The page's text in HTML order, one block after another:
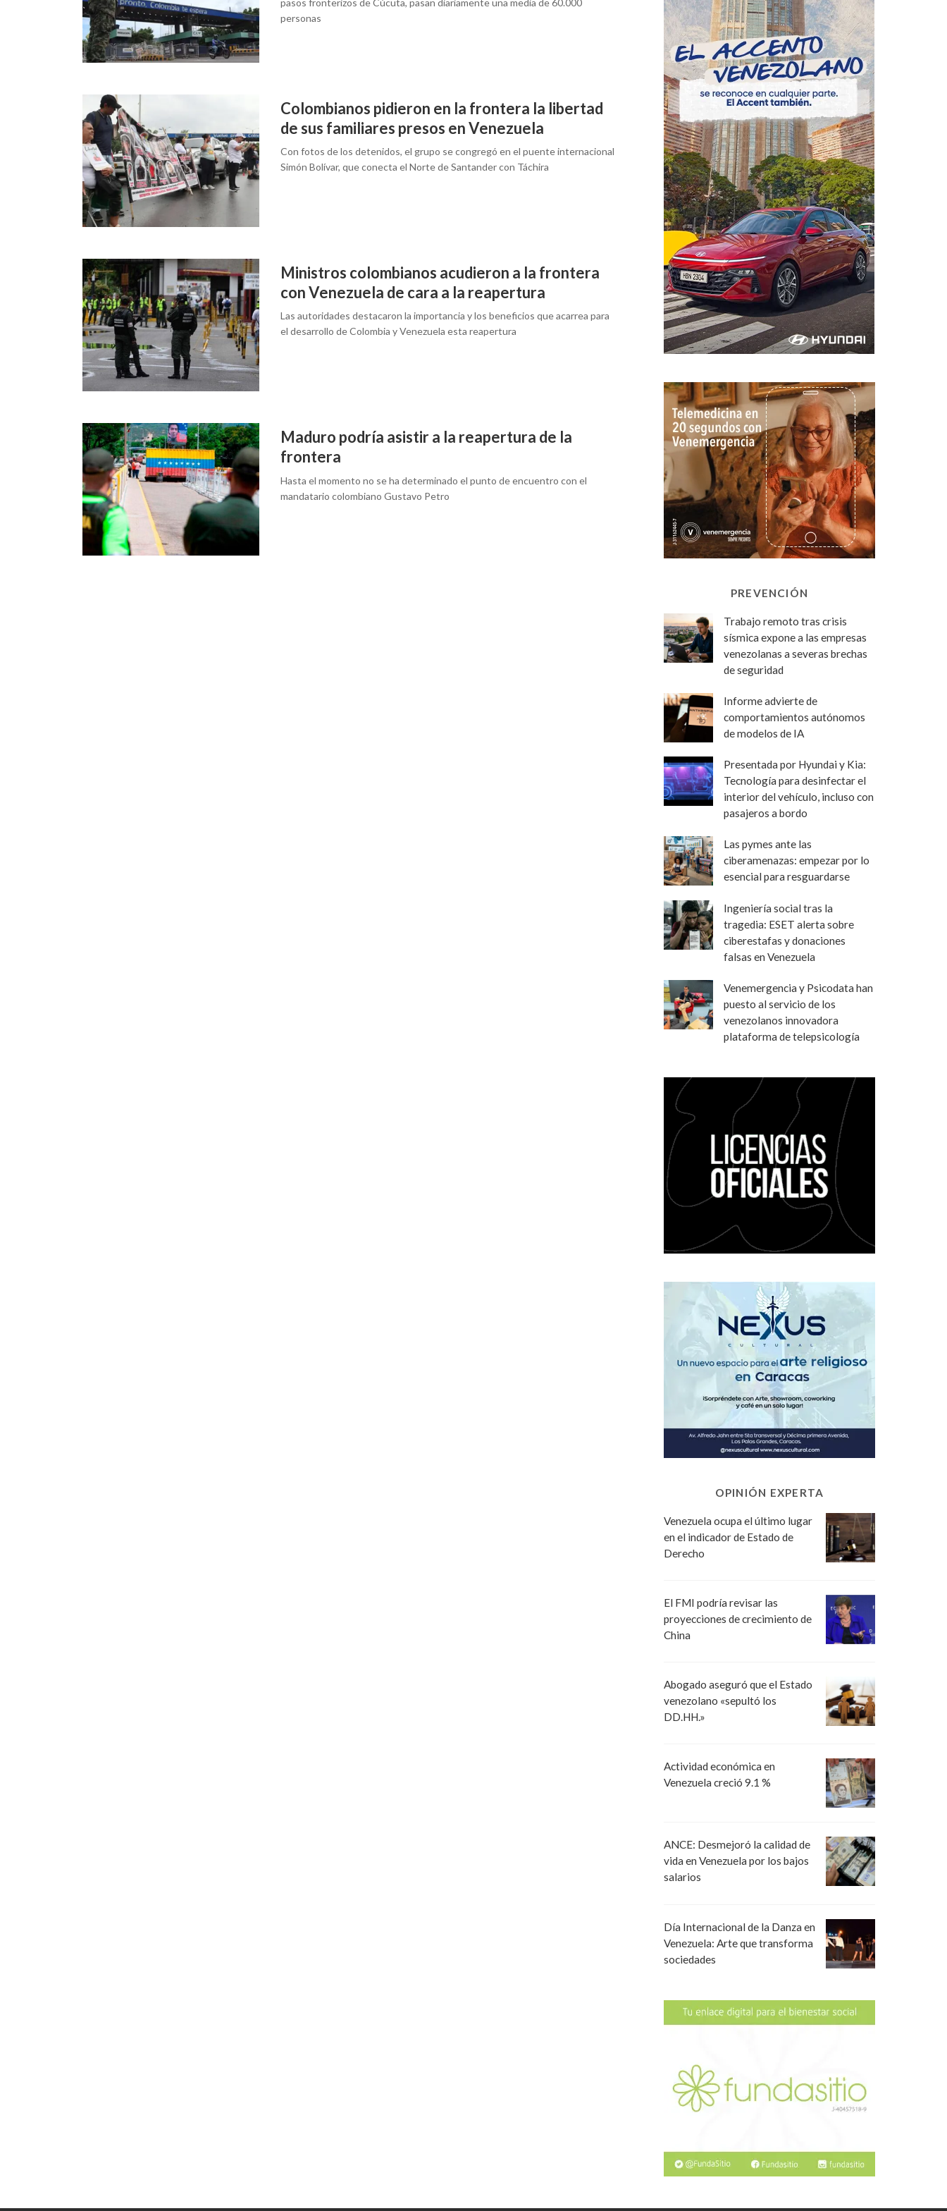
pasos fronterizos de Cúcuta, pasan diariamente una media de 60.000
personas
Colombianos pidieron en la frontera la libertad
de sus familiares presos en Venezuela
Con fotos de los detenidos, el grupo se congregó en el puente internacional
Simón Bolívar, que conecta el Norte de Santander con Táchira
Ministros colombianos acudieron a la frontera
con Venezuela de cara a la reapertura
Las autoridades destacaron la importancia y los beneficios que acarrea para
el desarrollo de Colombia y Venezuela esta reapertura
Maduro podría asistir a la reapertura de la
frontera
Hasta el momento no se ha determinado el punto de encuentro con el
mandatario colombiano Gustavo Petro
PREVENCIÓN
Trabajo remoto tras crisis
sísmica expone a las empresas
venezolanas a severas brechas
de seguridad
Informe advierte de
comportamientos autónomos
de modelos de IA
Presentada por Hyundai y Kia:
Tecnología para desinfectar el
interior del vehículo, incluso con
pasajeros a bordo
Las pymes ante las
ciberamenazas: empezar por lo
esencial para resguardarse
Ingeniería social tras la
tragedia: ESET alerta sobre
ciberestafas y donaciones
falsas en Venezuela
Venemergencia y Psicodata han
puesto al servicio de los
venezolanos innovadora
plataforma de telepsicología
OPINIÓN EXPERTA
Venezuela ocupa el último lugar
en el indicador de Estado de
Derecho
El FMI podría revisar las
proyecciones de crecimiento de
China
Abogado aseguró que el Estado
venezolano «sepultó los
DD.HH.»
Actividad económica en
Venezuela creció 9.1 %
ANCE: Desmejoró la calidad de
vida en Venezuela por los bajos
salarios
Día Internacional de la Danza en
Venezuela: Arte que transforma
sociedades